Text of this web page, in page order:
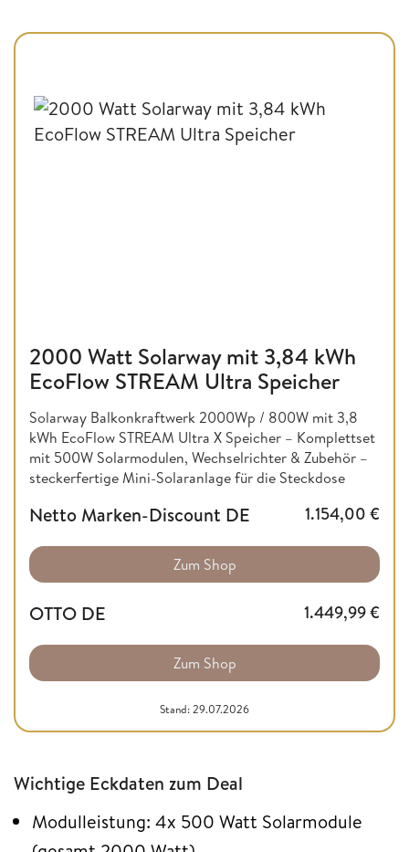
2000 Watt Solarway mit 3,84 kWh
EcoFlow STREAM Ultra Speicher
Solarway Balkonkraftwerk 2000Wp / 800W mit 3,8
kWh EcoFlow STREAM Ultra X Speicher – Komplettset
mit 500W Solarmodulen, Wechselrichter & Zubehör –
steckerfertige Mini-Solaranlage für die Steckdose
Netto Marken-Discount DE 1.154,00 €
Zum Shop
OTTO DE 1.449,99€
Zum Shop
Stand: 29.07.2026
Wichtige Eckdaten zum Deal
Modulleistung: 4x 500 Watt Solarmodule